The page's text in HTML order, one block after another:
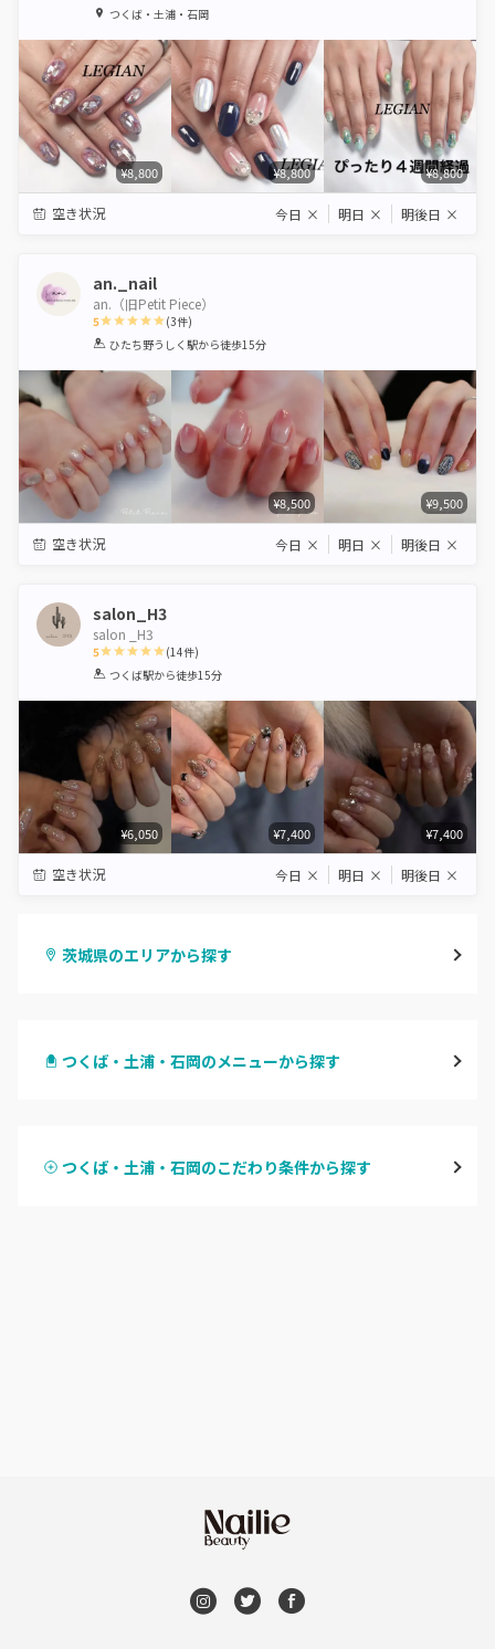
1 2 3 4 5
つくば・土浦・石岡
¥8,800 ¥8,800 ¥8,800
空き状況 今日 × 明日 × 明後日 ×
an._nail
an.（旧Petit Piece）
5
1 2 3 4 5
(3件)
ひたち野うしく駅から徒歩15分
¥8,500 ¥9,500
空き状況 今日 × 明日 × 明後日 ×
salon_H3
salon _H3
5
1 2 3 4 5
(14件)
つくば駅から徒歩15分
¥6,050 ¥7,400 ¥7,400
空き状況 今日 × 明日 × 明後日 ×
茨城県のエリアから探す
つくば・土浦・石岡のメニューから探す
つくば・土浦・石岡のこだわり条件から探す